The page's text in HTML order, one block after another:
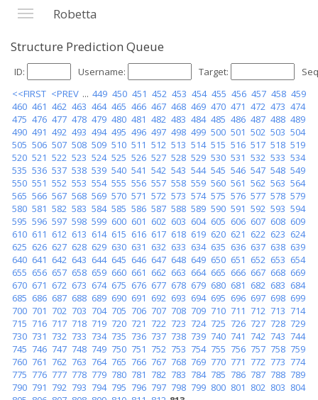
Robetta
Structure Prediction Queue
ID: Username: Target:
<<FIRST <PREV ... 449 450 451 452 453 454 455 456 457 458 459
460 461 462 463 464 465 466 467 468 469 470 471 472 473 474
475 476 477 478 479 480 481 482 483 484 485 486 487 488 489
490 491 492 493 494 495 496 497 498 499 500 501 502 503 504
505 506 507 508 509 510 511 512 513 514 515 516 517 518 519
520 521 522 523 524 525 526 527 528 529 530 531 532 533 534
535 536 537 538 539 540 541 542 543 544 545 546 547 548 549
550 551 552 553 554 555 556 557 558 559 560 561 562 563 564
565 566 567 568 569 570 571 572 573 574 575 576 577 578 579
580 581 582 583 584 585 586 587 588 589 590 591 592 593 594
595 596 597 598 599 600 601 602 603 604 605 606 607 608 609
610 611 612 613 614 615 616 617 618 619 620 621 622 623 624
625 626 627 628 629 630 631 632 633 634 635 636 637 638 639
640 641 642 643 644 645 646 647 648 649 650 651 652 653 654
655 656 657 658 659 660 661 662 663 664 665 666 667 668 669
670 671 672 673 674 675 676 677 678 679 680 681 682 683 684
685 686 687 688 689 690 691 692 693 694 695 696 697 698 699
700 701 702 703 704 705 706 707 708 709 710 711 712 713 714
715 716 717 718 719 720 721 722 723 724 725 726 727 728 729
730 731 732 733 734 735 736 737 738 739 740 741 742 743 744
745 746 747 748 749 750 751 752 753 754 755 756 757 758 759
760 761 762 763 764 765 766 767 768 769 770 771 772 773 774
775 776 777 778 779 780 781 782 783 784 785 786 787 788 789
790 791 792 793 794 795 796 797 798 799 800 801 802 803 804